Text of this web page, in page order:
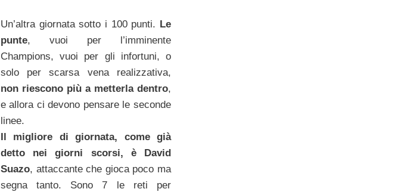
Un’altra giornata sotto i 100 punti. Le
punte, vuoi per l’imminente
Champions, vuoi per gli infortuni, o
solo per scarsa vena realizzativa,
non riescono più a metterla dentro,
e allora ci devono pensare le seconde
linee.
Il migliore di giornata, come già
detto nei giorni scorsi, è David
Suazo, attaccante che gioca poco ma
segna tanto. Sono 7 le reti per